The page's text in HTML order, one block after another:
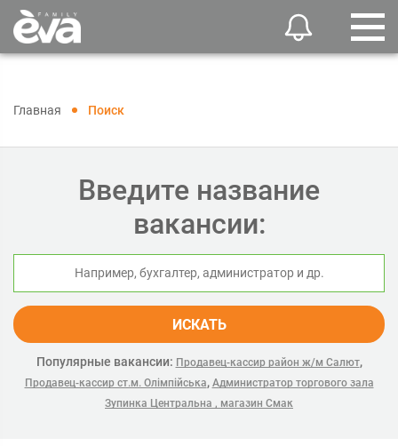
Главная Поиск
Введите название
вакансии:
ИСКАТЬ
Популярные вакансии: Продавец-кассир район ж/м Салют,
Продавец-кассир ст.м. Олімпійська, Администратор торгового зала
Зупинка Центральна , магазин Смак